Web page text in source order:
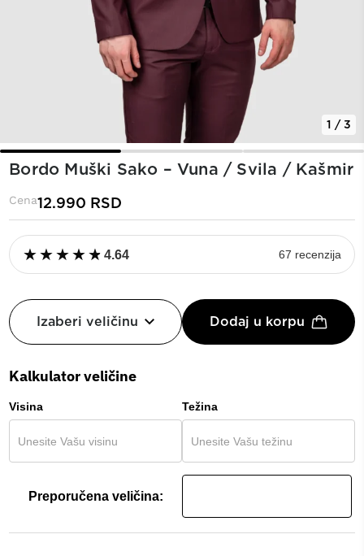
1 / 3
Bordo Muški Sako – Vuna / Svila / Kašmir
Cena12.990 RSD
★
★★
★★
★★
★★
★ 4.64 67 recenzija
Izaberi veličinu Dodaj u korpu
Kalkulator veličine
Visina Težina
Preporučena veličina: